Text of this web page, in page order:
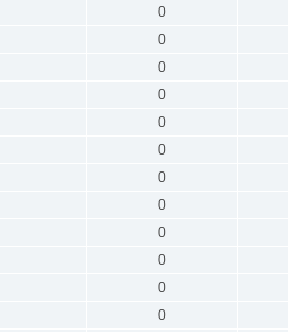
0
0
0
0
0
0
0
0
0
0
0
0